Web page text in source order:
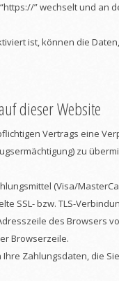
” wechselt und an
ist, können die
dieser Website
Vertrags eine
zu
(Visa/
SSL- bzw. TLS-
des Browsers
Browserzeile.
Zahlungsdaten, die